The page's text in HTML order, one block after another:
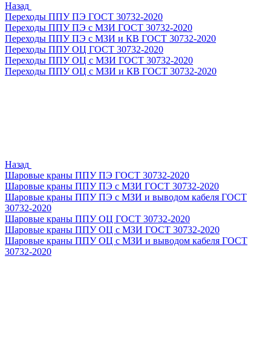
Назад
Переходы ППУ ПЭ ГОСТ 30732-2020
Переходы ППУ ПЭ с МЗИ ГОСТ 30732-2020
Переходы ППУ ПЭ с МЗИ и КВ ГОСТ 30732-2020
Переходы ППУ ОЦ ГОСТ 30732-2020
Переходы ППУ ОЦ с МЗИ ГОСТ 30732-2020
Переходы ППУ ОЦ с МЗИ и КВ ГОСТ 30732-2020
Назад
Шаровые краны ППУ ПЭ ГОСТ 30732-2020
Шаровые краны ППУ ПЭ с МЗИ ГОСТ 30732-2020
Шаровые краны ППУ ПЭ с МЗИ и выводом кабеля ГОСТ
30732-2020
Шаровые краны ППУ ОЦ ГОСТ 30732-2020
Шаровые краны ППУ ОЦ с МЗИ ГОСТ 30732-2020
Шаровые краны ППУ ОЦ с МЗИ и выводом кабеля ГОСТ
30732-2020